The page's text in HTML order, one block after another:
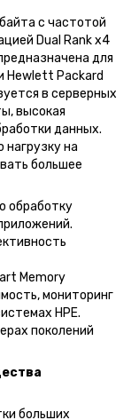
с частотой
Dual Rank x4
для
Hewlett Packard
в серверных
высокая
данных.
нагрузку на
большее
обработку
Memory
мониторинг
HPE.
поколений
больших